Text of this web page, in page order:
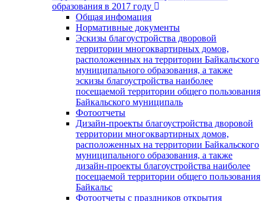
образования в 2017 году
Общая инфомация
Нормативные документы
Эскизы благоустройства дворовой
территории многоквартирных домов,
расположенных на территории Байкальского
муниципального образования, а также
эскизы благоустройства наиболее
посещаемой территории общего пользования
Байкальского муниципаль
Фотоотчеты
Дизайн-проекты благоустройства дворовой
территории многоквартирных домов,
расположенных на территории Байкальского
муниципального образования, а также
дизайн-проекты благоустройства наиболее
посещаемой территории общего пользования
Байкальс
Фотоотчеты с праздников открытия